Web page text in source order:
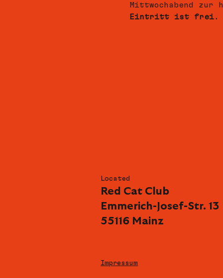
Mittwochabend
Eintritt ist frei.
Located
Red Cat Club
Emmerich-Josef-Str. 13
55116 Mainz
Impressum